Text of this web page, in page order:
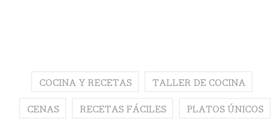
COCINA Y RECETAS TALLER DE COCINA
CENAS RECETAS FÁCILES PLATOS ÚNICOS